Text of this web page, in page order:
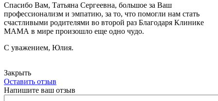
Спасибо Вам, Татьяна Сергеевна, большое за Ваш
профессионализм и эмпатию, за то, что помогли нам стать
счастливыми родителями во второй раз Благодаря Клинике
МАМА в мире произошло еще одно чудо.
С уважением, Юлия.
Закрыть
Оставить отзыв
Напишите ваш отзыв